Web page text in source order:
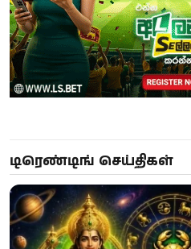
டிரெண்டிங் செய்திகள்